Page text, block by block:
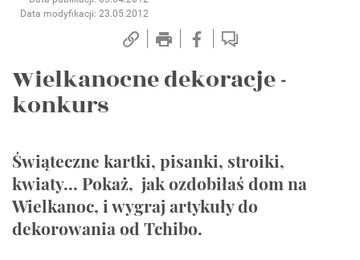
Data modyfikacji: 23.05.2012
Wielkanocne dekoracje -
konkurs
Świąteczne kartki, pisanki, stroiki,
kwiaty... Pokaż, jak ozdobiłaś dom na
Wielkanoc, i wygraj artykuły do
dekorowania od Tchibo.